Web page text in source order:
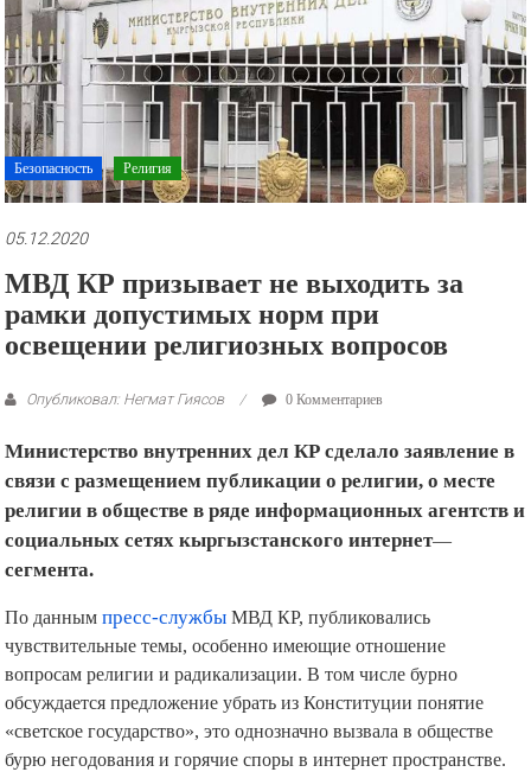
рекламные
ролики
и
презентации.
Безопасность Религия
05.12.2020
МВД КР призывает не выходить за
рамки допустимых норм при
освещении религиозных вопросов
Опубликовал: Негмат Гиясов 0 Комментариев
Министерство внутренних дел КР сделало заявление в
связи с размещением публикации о религии, о месте
религии в обществев ряде информационных агентств и
социальных сетях кыргызстанскогоинтернет—
сегмента.
По даннымпресс-службы МВД КР, публиковались
чувствительные темы, особенно имеющие отношение
вопросам религии и радикализации. В том числе бурно
обсуждается предложение убрать из Конституции понятие
«светское государство», это однозначно вызвала в обществе
бурю негодования и горячие споры в интернет пространстве.